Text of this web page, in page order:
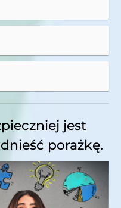
jest
porażkę.